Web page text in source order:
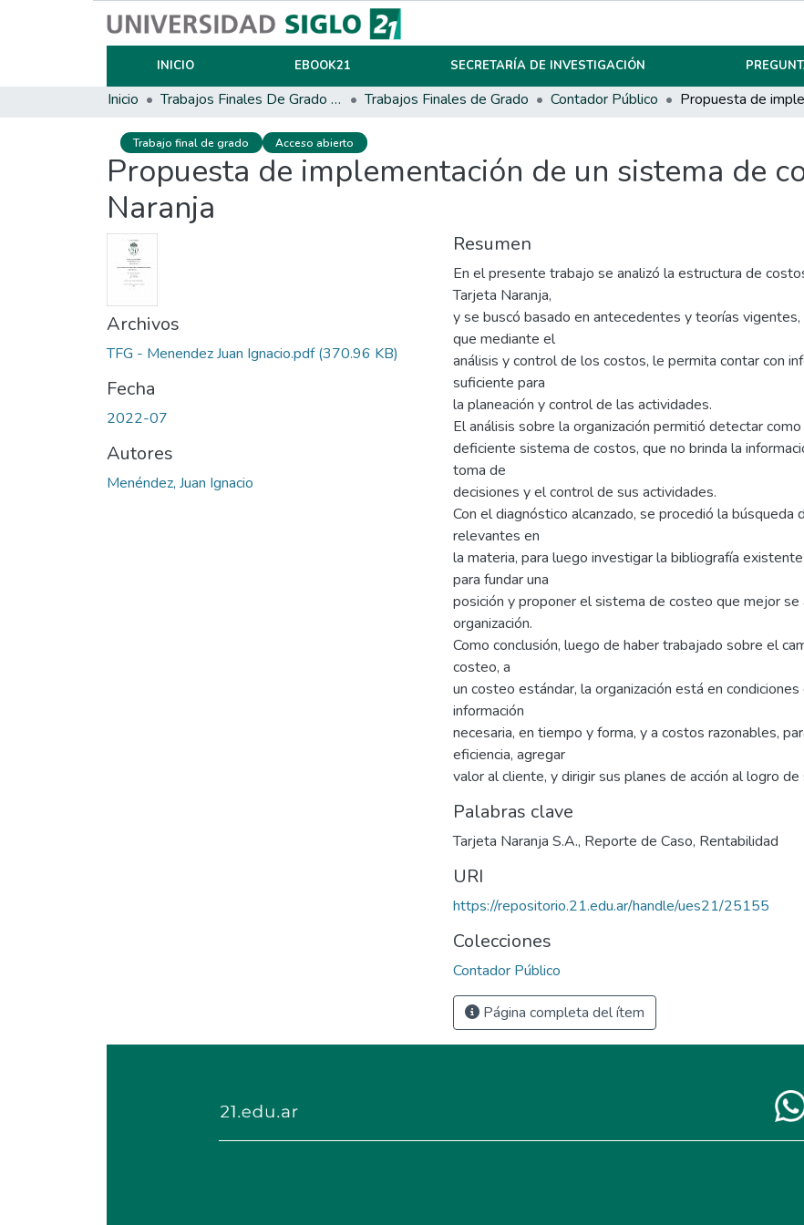
INICIO EBOOK21 SECRETARÍA DE INVESTIGACIÓN
Inicio Trabajos Finales De Grado Y Posgrado Trabajos Finales de Grado Contador Público
Trabajo final de grado Acceso abierto
Propuesta de implementación de un sistema de
Naranja
Archivos
TFG - Menendez Juan Ignacio.pdf(370.96 KB)
Fecha
2022-07
Autores
Menéndez, Juan Ignacio
Resumen
En el presente trabajo se analizó la estructura de
Tarjeta Naranja,
y se buscó basado en antecedentes y teorías vigentes,
que mediante el
análisis y control de los costos, le permita contar con
suficiente para
la planeación y control de las actividades.
El análisis sobre la organización permitió detectar
deficiente sistema de costos, que no brinda la
toma de
decisiones y el control de sus actividades.
Con el diagnóstico alcanzado, se procedió la búsqueda
relevantes en
la materia, para luego investigar la bibliografía
para fundar una
posición y proponer el sistema de costeo que mejor se
organización.
Como conclusión, luego de haber trabajado sobre el
costeo, a
un costeo estándar, la organización está en
información
necesaria, en tiempo y forma, y a costos razonables,
eficiencia, agregar
valor al cliente, y dirigir sus planes de acción al logro
Palabras clave
Tarjeta Naranja S.A., Reporte de Caso, Rentabilidad
URI
https://repositorio.21.edu.ar/handle/ues21/25155
Colecciones
Contador Público
Página completa del ítem